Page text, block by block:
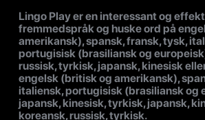
Lingo Play er en interessant og
fremmedspråk og huske ord på
amerikansk), spansk, fransk, tysk,
portugisisk (brasiliansk og
russisk, tyrkisk, japansk, kinesisk
engelsk (britisk og amerikansk),
italiensk, portugisisk (brasiliansk og
japansk, kinesisk, tyrkisk, japansk,
koreansk, russisk, tyrkisk.